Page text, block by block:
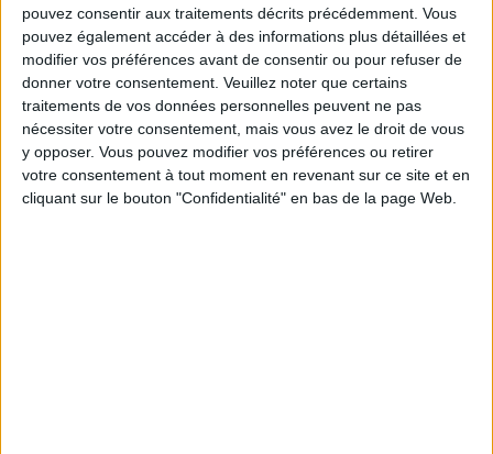
pouvez consentir aux traitements décrits précédemment. Vous
pouvez également accéder à des informations plus détaillées et
modifier vos préférences avant de consentir ou pour refuser de
donner votre consentement. Veuillez noter que certains
traitements de vos données personnelles peuvent ne pas
nécessiter votre consentement, mais vous avez le droit de vous
y opposer. Vous pouvez modifier vos préférences ou retirer
votre consentement à tout moment en revenant sur ce site et en
cliquant sur le bouton "Confidentialité" en bas de la page Web.
Peut-on remplacer la viande par des féculents ?
Consultation diététique du 05/08/2026